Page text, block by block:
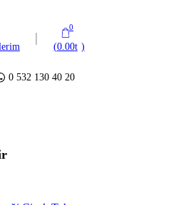
0
(0.00
)
0 532 130 40 20